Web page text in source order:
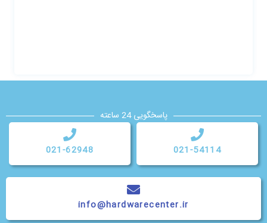
پاسخگویی 24 ساعته
021-54114
021-62948
info@hardwarecenter.ir